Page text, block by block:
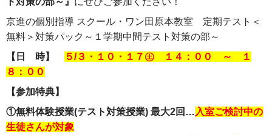
京進の個別指導 スクール・ワン田原本教室 定期テスト＜
無料＞対策パック～１学期中間テスト対策の部～
【日 時】
５/３・１０・１７㊏ １４：００ ～ １
８：００
【参加特典】
①無料体験授業(テスト対策授業) 最大2回… 入室ご検討中の
生徒さんが対象